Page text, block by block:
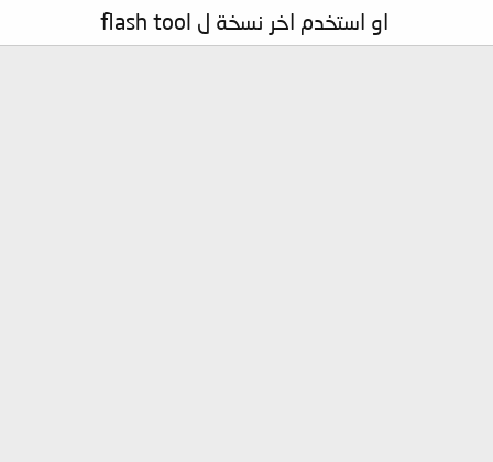
او استخدم اخر نسخة ل flash tool